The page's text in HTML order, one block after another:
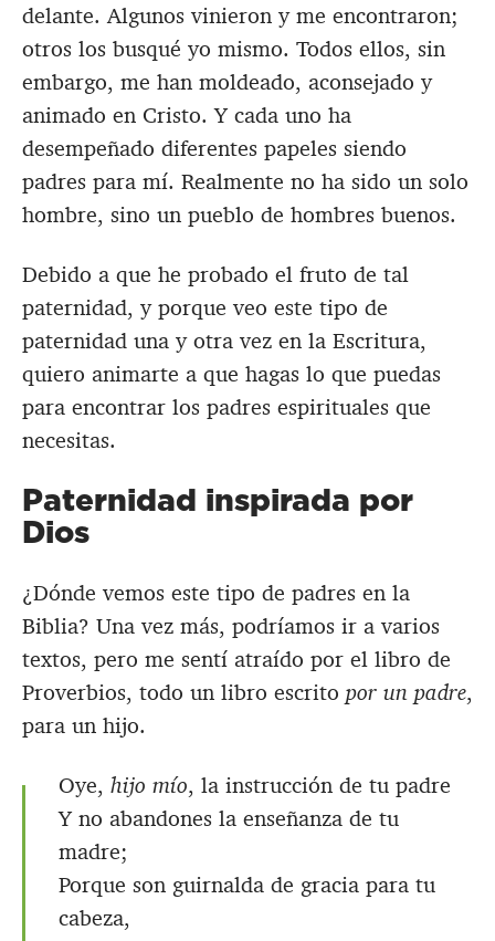
delante. Algunos vinieron y me encontraron;
otros los busqué yo mismo. Todos ellos, sin
embargo, me han moldeado, aconsejado y
animado en Cristo. Y cada uno ha
desempeñado diferentes papeles siendo
padres para mí. Realmente no ha sido un solo
hombre, sino un pueblo de hombres buenos.
Debido a que he probado el fruto de tal
paternidad, y porque veo este tipo de
paternidad una y otra vez en la Escritura,
quiero animarte a que hagas lo que puedas
para encontrar los padres espirituales que
necesitas.
Paternidad inspirada por
Dios
¿Dónde vemos este tipo de padres en la
Biblia? Una vez más, podríamos ir a varios
textos, pero me sentí atraído por el libro de
Proverbios, todo un libro escrito por un padre,
para un hijo.
Oye, hijo mío, la instrucción de tu padre
Y no abandones la enseñanza de tu
madre;
Porque son guirnalda de gracia para tu
cabeza,